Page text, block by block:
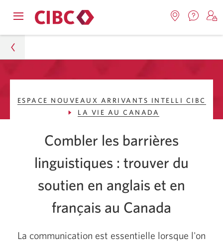
Passer
en
Passer
navigation
menu.
fenêtre
Journeys
Espace Nouveaux arrivants Intelli CIBC
Canada
ESPACE NOUVEAUX ARRIVANTS INTELLI CIBC
LA VIE AU CANADA
Combler les barrières
linguistiques : trouver du
soutien en anglais et en
français au Canada
La communication est essentielle lorsque l'on